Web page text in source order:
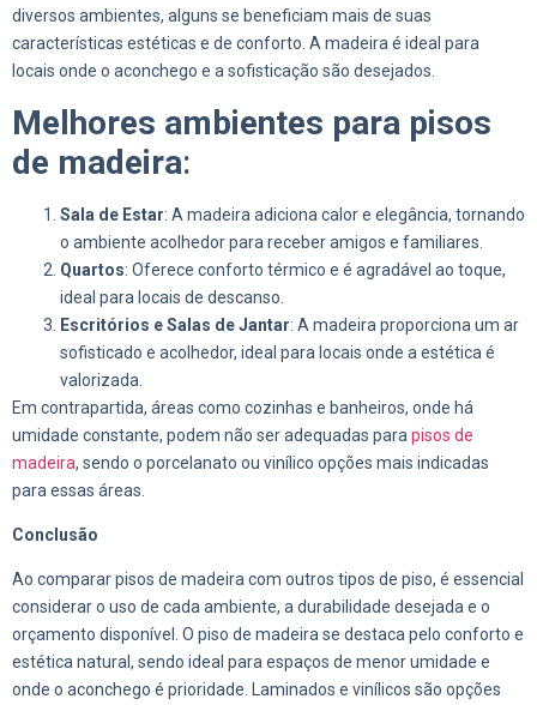
diversos ambientes, alguns se beneficiam mais de suas
características estéticas e de conforto. A madeira é ideal para
locais onde o aconchego e a sofisticação são desejados.
Melhores ambientes para pisos
de madeira:
Sala de Estar: A madeira adiciona calor e elegância, tornando
o ambiente acolhedor para receber amigos e familiares.
Quartos: Oferece conforto térmico e é agradável ao toque,
ideal para locais de descanso.
Escritórios e Salas de Jantar: A madeira proporciona um ar
sofisticado e acolhedor, ideal para locais onde a estética é
valorizada.
Em contrapartida, áreas como cozinhas e banheiros, onde há
umidade constante, podem não ser adequadas para pisos de
madeira, sendo o porcelanato ou vinílico opções mais indicadas
para essas áreas.
Conclusão
Ao comparar pisos de madeira com outros tipos de piso, é essencial
considerar o uso de cada ambiente, a durabilidade desejada e o
orçamento disponível. O piso de madeira se destaca pelo conforto e
estética natural, sendo ideal para espaços de menor umidade e
onde o aconchego é prioridade. Laminados e vinílicos são opções